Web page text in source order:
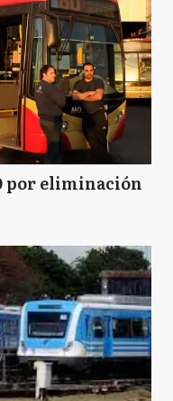
por eliminación